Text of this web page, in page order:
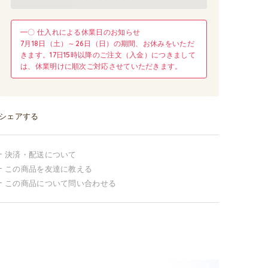
━〇 仕入れによる休業日のお知らせ
7月18日（土）～26日（日）の期間、お休みをいただ
きます。17日15時以降のご注文（入金）につきまして
は、休業明けに順次ご対応させていただきます。
シェアする
決済・配送について
この商品を友達に教える
この商品について問い合わせる